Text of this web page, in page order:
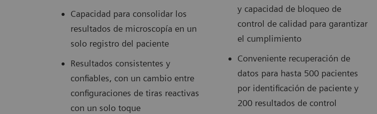
Capacidad para consolidar los
resultados de microscopía en un
solo registro del paciente
Resultados consistentes y
confiables, con un cambio entre
configuraciones de tiras reactivas
con un solo toque
y capacidad de bloqueo de
control de calidad para garantizar
el cumplimiento
Conveniente recuperación de
datos para hasta 500 pacientes
por identificación de paciente y
200 resultados de control